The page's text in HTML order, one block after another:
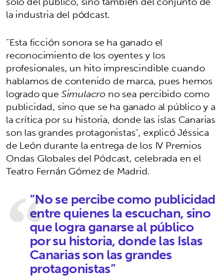
la industria del pódcast.
“Esta ficción sonora se ha ganado el
reconocimiento de los oyentes y los
profesionales, un hito imprescindible cuando
hablamos de contenido de marca, pues hemos
logrado queSimulacrono sea percibido como
publicidad, sino que se ha ganado al público y a
la crítica por su historia, donde las islas Canarias
son las grandes protagonistas”, explicó Jéssica
de León durante la entrega de los IV Premios
Ondas Globales del Pódcast, celebrada en el
Teatro Fernán Gómez de Madrid.
“No se percibe como publicidad
entre quienes la escuchan, sino
que logra ganarse al público
por su historia, donde las Islas
Canarias son las grandes
protagonistas”